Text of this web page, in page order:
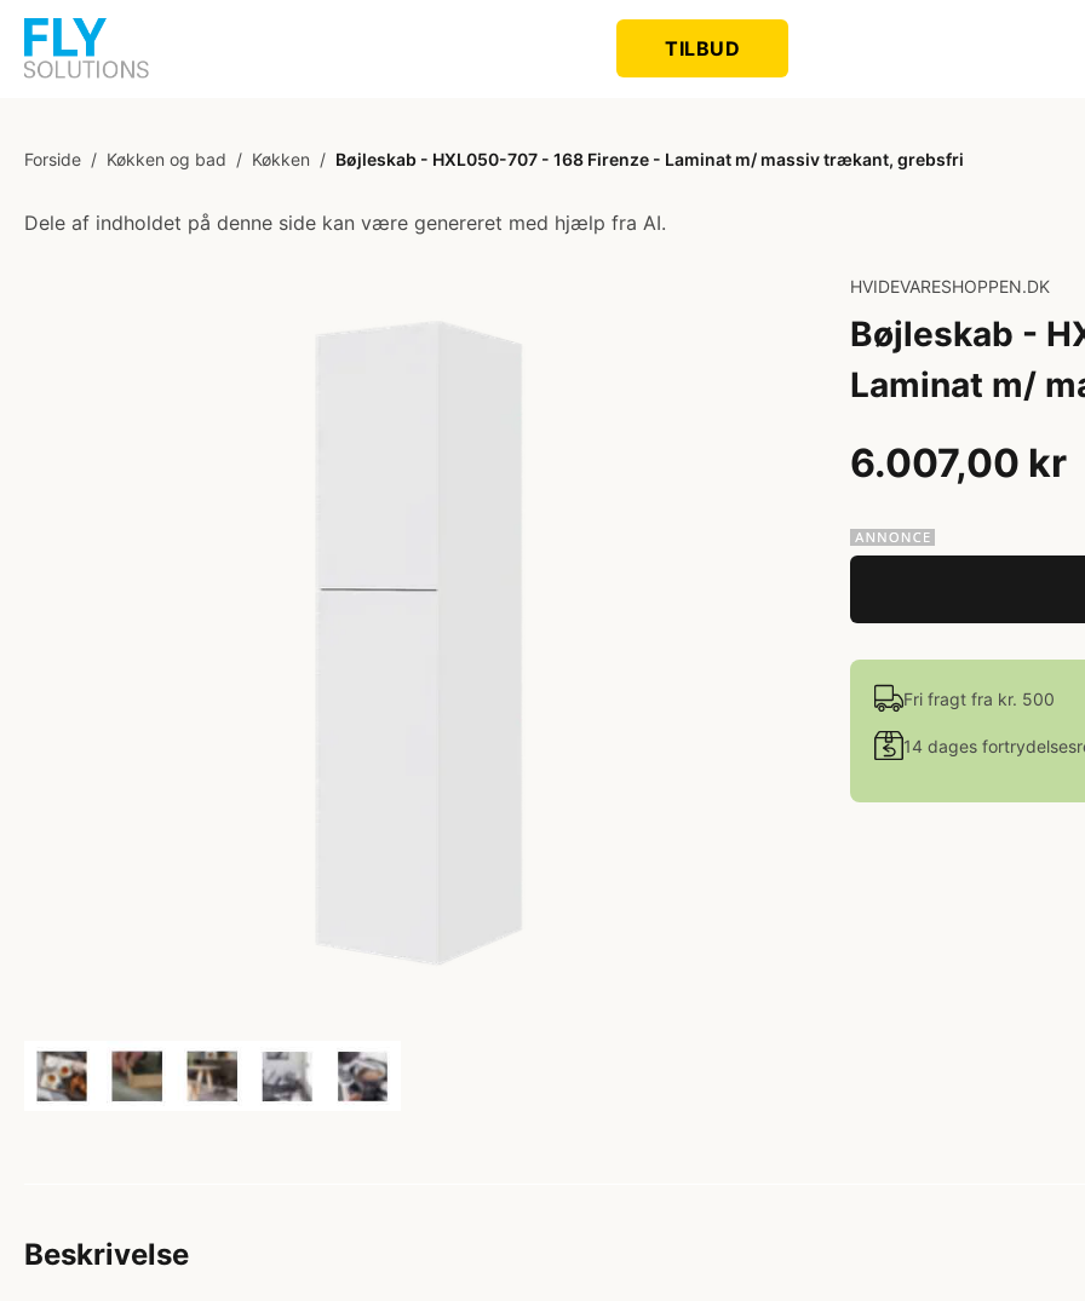
TILBUD
Forside / Køkken og bad / Køkken / Bøjleskab - HXL050-707 - 168 Firenze - Laminat m/ massiv trækant, grebsfri
Dele af indholdet på denne side kan være genereret med hjælp fra AI.
HVIDEVARESHOPPEN.DK
Bøjleskab -
Laminat m/
6.007,00 kr
Fri fragt fra kr. 500
14 dages
Beskrivelse